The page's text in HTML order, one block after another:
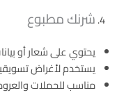
شرنك مطبوع
يحتوي على شعار أو
يستخدم لأغراض
مناسب للحملات